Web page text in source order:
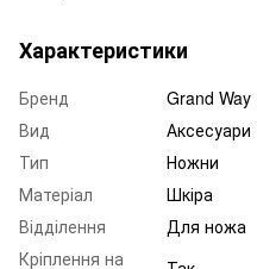
Характеристики
Бренд
Grand Way
Вид
Аксесуари
Тип
Ножни
Матеріал
Шкіра
Відділення
Для ножа
Кріплення на